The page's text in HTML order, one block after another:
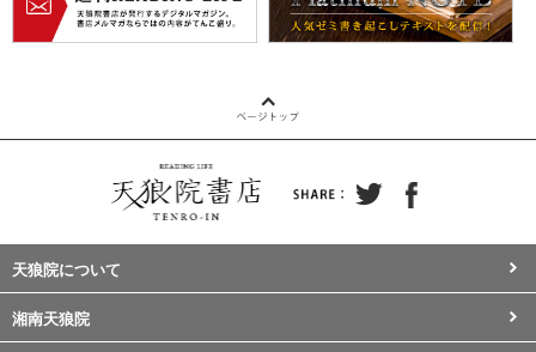
天狼院について
湘南天狼院